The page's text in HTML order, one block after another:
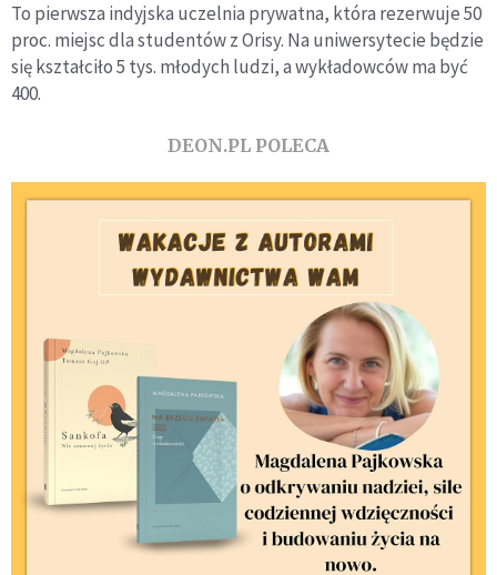
To pierwsza indyjska uczelnia prywatna, która rezerwuje 50
proc. miejsc dla studentów z Orisy. Na uniwersytecie będzie
się kształciło 5 tys. młodych ludzi, a wykładowców ma być
400.
DEON.PL POLECA